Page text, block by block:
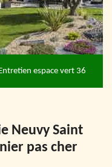
espace vert 36
Neuvy Saint
pas cher